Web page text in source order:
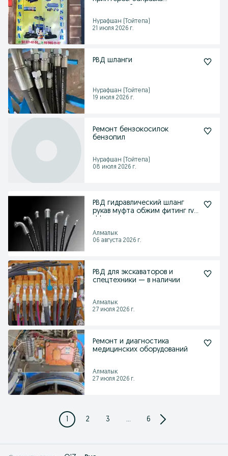
Нурафшан (Тойтепа)
21 июля 2026 г.
РВД шланги
Нурафшан (Тойтепа)
19 июля 2026 г.
Ремонт бензокосилок
бензопил
Нурафшан (Тойтепа)
08 июля 2026 г.
РВД гидравлический шланг
рукав муфта обжим фитинг rvd
Алмалык
06 августа 2026 г.
РВД для экскаваторов и
спецтехники — в наличии
Алмалык
27 июля 2026 г.
Ремонт и диагностика
медицинских оборудований
Алмалык
27 июля 2026 г.
1 2 3 ... 6